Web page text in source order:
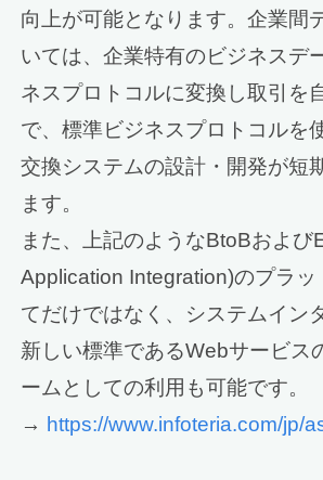
向上が可能となります。企業間
いては、企業特有のビジネスデ
ネスプロトコルに変換し取引を
で、標準ビジネスプロトコルを
交換システムの設計・開発が短
ます。
また、上記のようなBtoBおよび
Application Integration)のプラッ
てだけではなく、システムイン
新しい標準であるWebサービス
ームとしての利用も可能です。
→ https://www.infoteria.com/jp/